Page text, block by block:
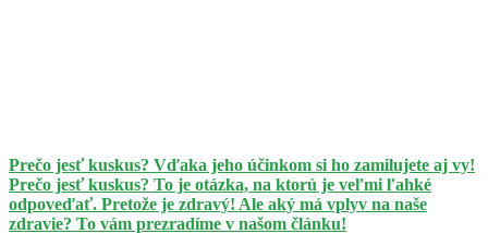
Prečo jesť kuskus? Vďaka jeho účinkom si ho zamilujete aj vy!
Prečo jesť kuskus? To je otázka, na ktorú je veľmi ľahké
odpoveďať. Pretože je zdravý! Ale aký má vplyv na naše
zdravie? To vám prezradíme v našom článku!